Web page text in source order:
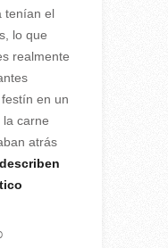
tenían el
lo que
realmente
festín en un
carne
atrás
describen